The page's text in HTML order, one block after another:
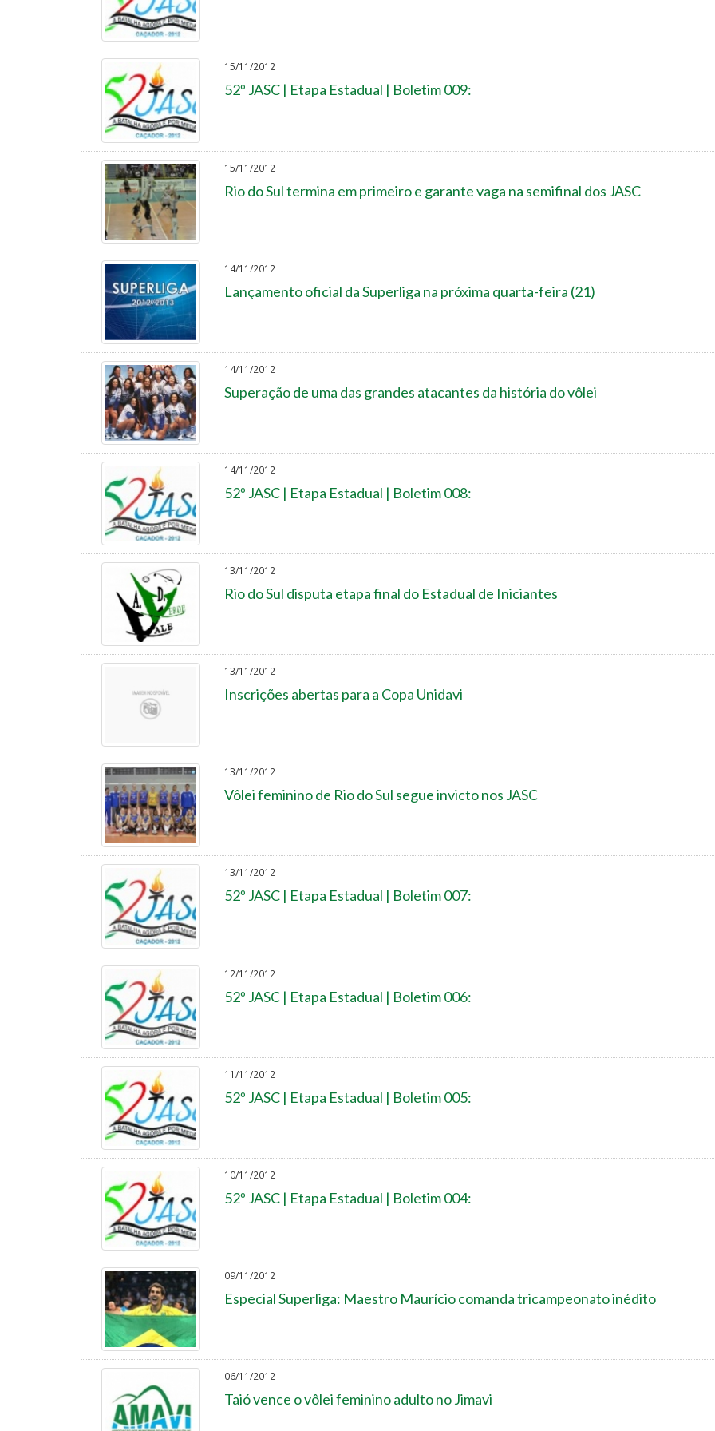
15/11/2012
52º JASC | Etapa Estadual | Boletim 009:
15/11/2012
Rio do Sul termina em primeiro e garante vaga na semifinal dos JASC
14/11/2012
Lançamento oficial da Superliga na próxima quarta-feira (21)
14/11/2012
Superação de uma das grandes atacantes da história do vôlei
14/11/2012
52º JASC | Etapa Estadual | Boletim 008:
13/11/2012
Rio do Sul disputa etapa final do Estadual de Iniciantes
13/11/2012
Inscrições abertas para a Copa Unidavi
13/11/2012
Vôlei feminino de Rio do Sul segue invicto nos JASC
13/11/2012
52º JASC | Etapa Estadual | Boletim 007:
12/11/2012
52º JASC | Etapa Estadual | Boletim 006:
11/11/2012
52º JASC | Etapa Estadual | Boletim 005:
10/11/2012
52º JASC | Etapa Estadual | Boletim 004:
09/11/2012
Especial Superliga: Maestro Maurício comanda tricampeonato inédito
06/11/2012
Taió vence o vôlei feminino adulto no Jimavi